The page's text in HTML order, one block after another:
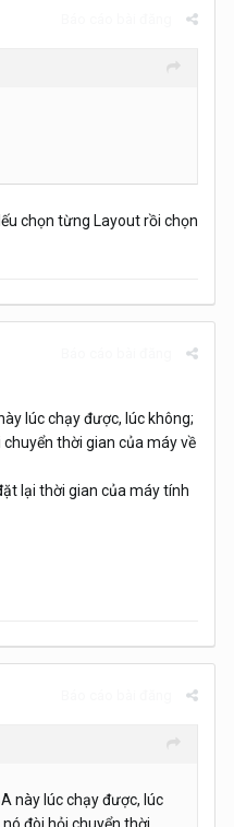
chọn từng Layout rồi chọn
lúc chạy được, lúc không;
thời gian của máy về
lại thời gian của máy tính
này lúc chạy được, lúc